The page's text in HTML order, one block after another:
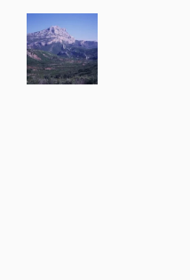
Aller
contenu
principal